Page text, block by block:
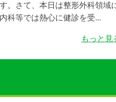
。さて、本日は整形外科領域
科等では熱心に健診を受...
もっと見